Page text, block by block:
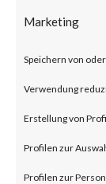
Marketing
Speichern von
Verwendung
Erstellung von
Profilen zur
Profilen zur
2023-